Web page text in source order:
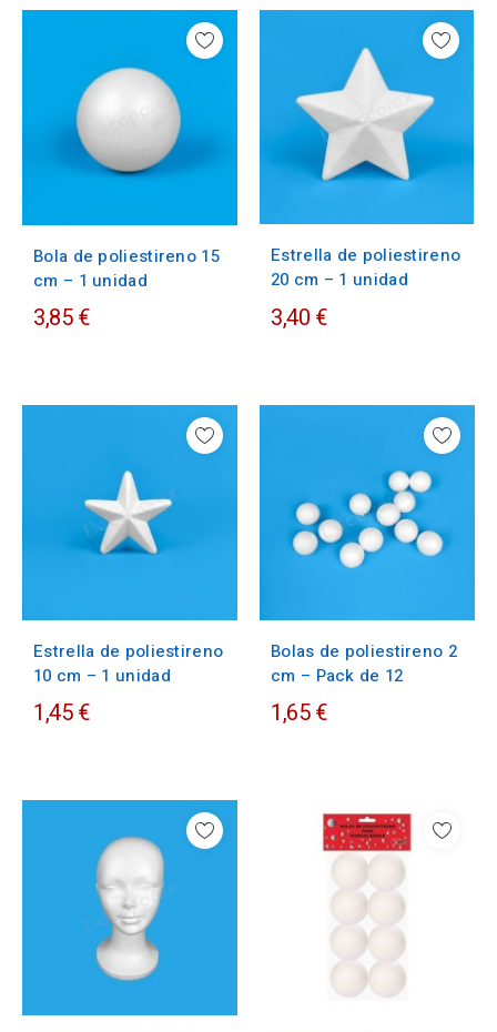
Bola de poliestireno 15
cm – 1 unidad
3,85 €
Estrella de poliestireno
20 cm – 1 unidad
3,40 €
Estrella de poliestireno
10 cm – 1 unidad
1,45 €
Bolas de poliestireno 2
cm – Pack de 12
1,65 €